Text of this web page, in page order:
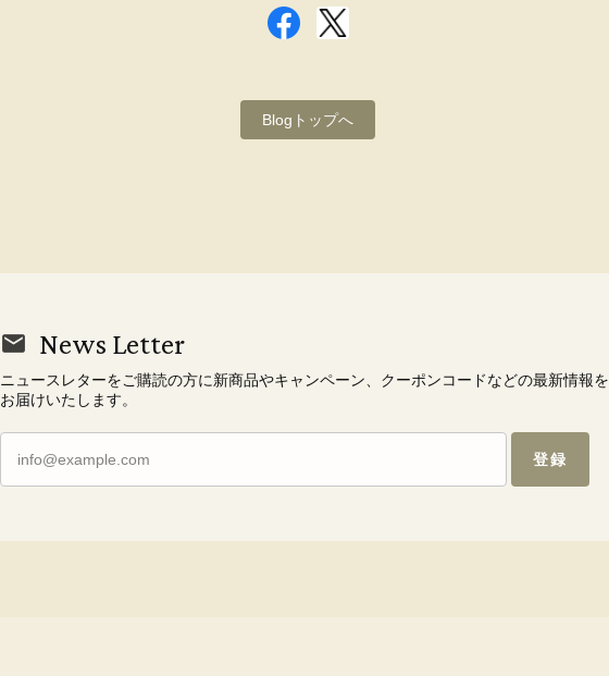
Blogトップへ
News Letter
ニュースレターをご購読の方に新商品やキャンペーン、クーポンコードなどの最新情報を
お届けいたします。
登録